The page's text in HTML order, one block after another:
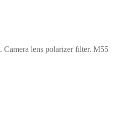
lens polarizer filter. M55